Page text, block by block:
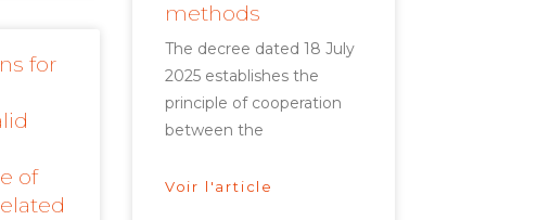
methods
The decree dated 18 July
2025 establishes the
principle of cooperation
between the
Voir l'article
for
of